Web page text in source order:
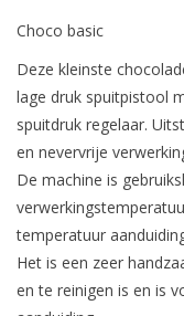
Choco basic
Deze kleinste
lage druk spuitpistool
spuitdruk regelaar.
en nevervrije
De machine is
temperatuur
Het is een zeer
en te reinigen is en is